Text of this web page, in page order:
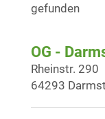
gefunden
OG -
Rheinstr. 290
64293